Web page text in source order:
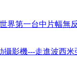
界第一台中片幅無
攝影機---走進波西米